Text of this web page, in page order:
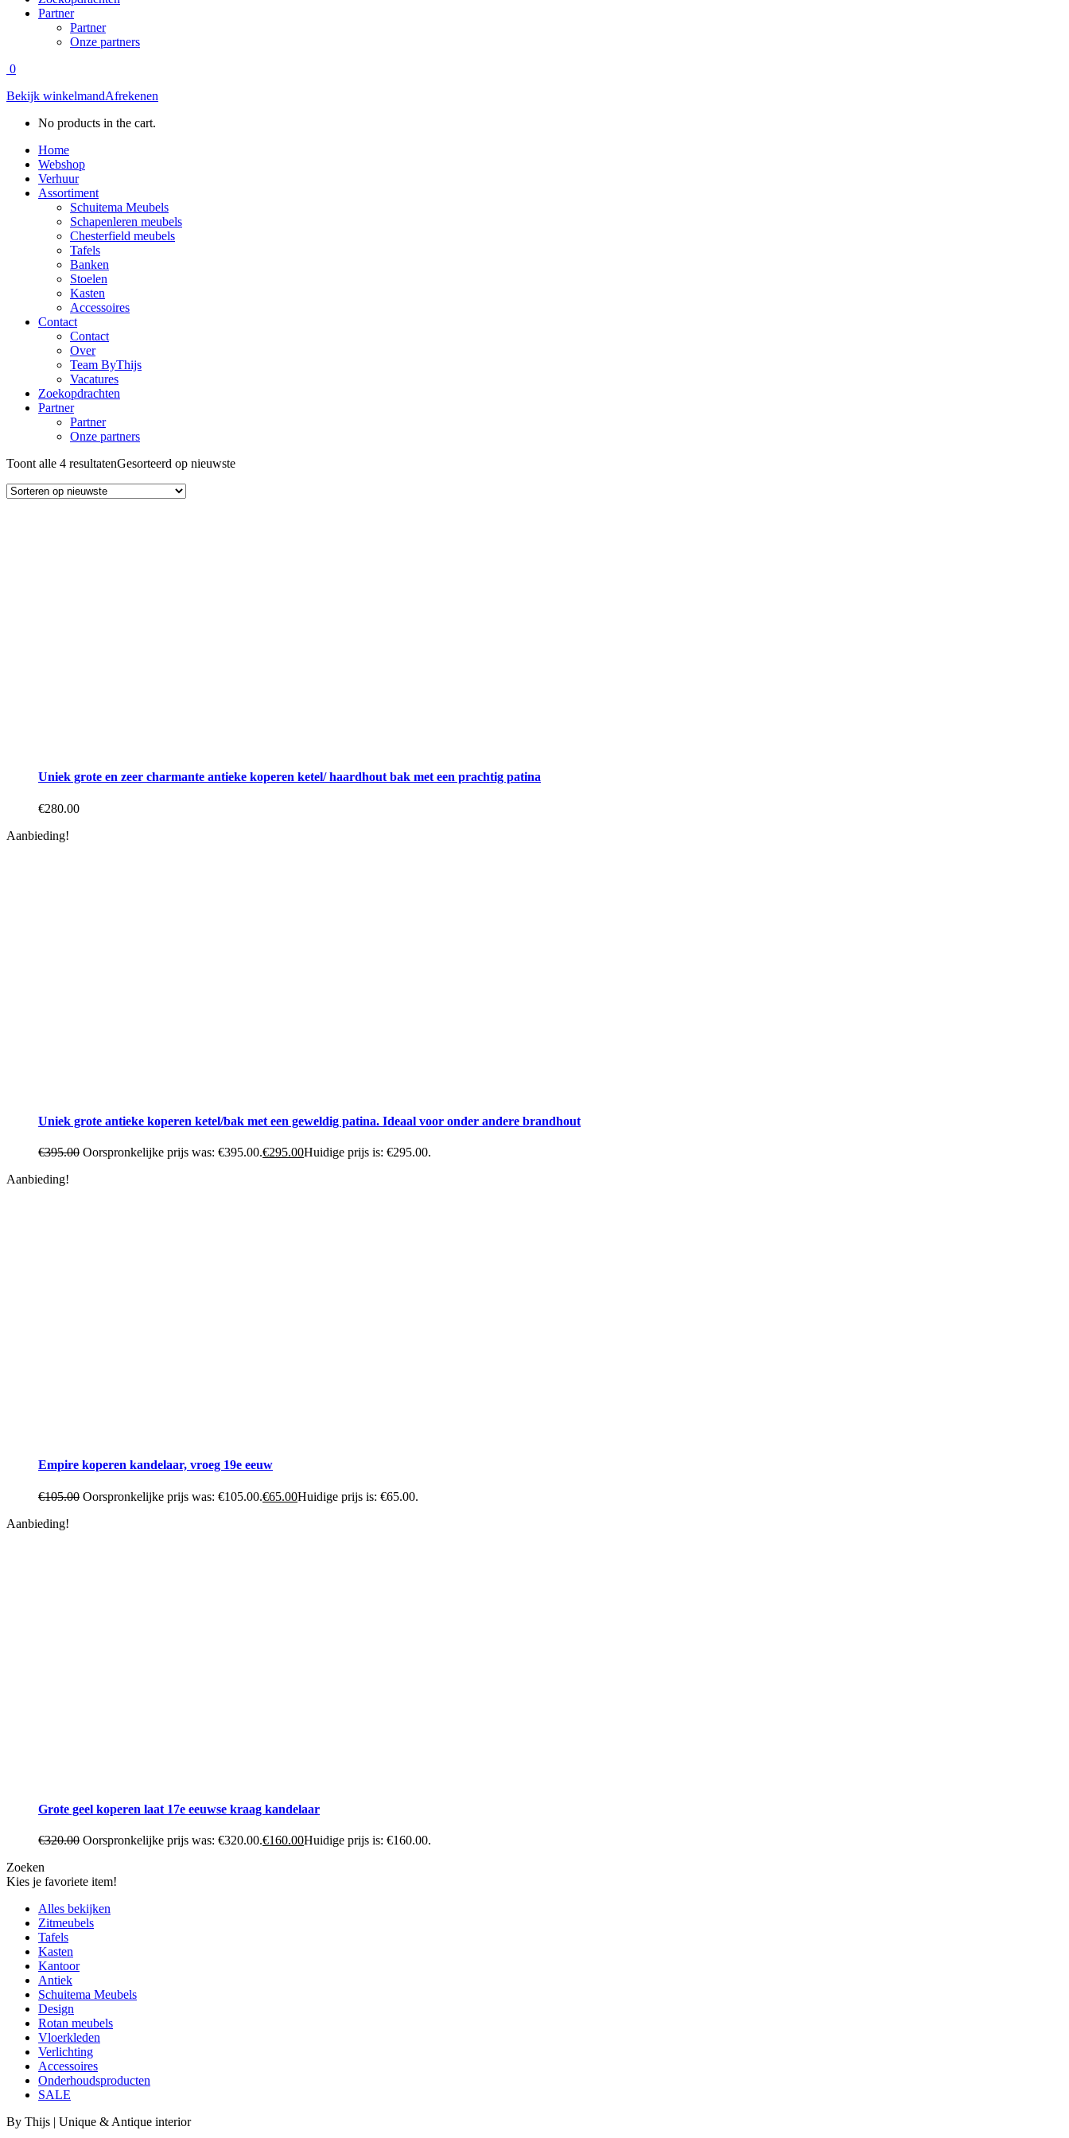
Partner
Partner
Onze partners
0
Bekijk winkelmandAfrekenen
No products in the cart.
Home
Webshop
Verhuur
Assortiment
Schuitema Meubels
Schapenleren meubels
Chesterfield meubels
Tafels
Banken
Stoelen
Kasten
Accessoires
Contact
Contact
Over
Team ByThijs
Vacatures
Zoekopdrachten
Partner
Partner
Onze partners
Toont alle 4 resultatenGesorteerd op nieuwste
Uniek grote en zeer charmante antieke koperen ketel/ haardhout bak met een prachtig patina
€280.00
Aanbieding!
Uniek grote antieke koperen ketel/bak met een geweldig patina. Ideaal voor onder andere brandhout
€395.00 Oorspronkelijke prijs was: €395.00.€295.00Huidige prijs is: €295.00.
Aanbieding!
Empire koperen kandelaar, vroeg 19e eeuw
€105.00 Oorspronkelijke prijs was: €105.00.€65.00Huidige prijs is: €65.00.
Aanbieding!
Grote geel koperen laat 17e eeuwse kraag kandelaar
€320.00 Oorspronkelijke prijs was: €320.00.€160.00Huidige prijs is: €160.00.
Zoeken
Kies je favoriete item!
Alles bekijken
Zitmeubels
Tafels
Kasten
Kantoor
Antiek
Schuitema Meubels
Design
Rotan meubels
Vloerkleden
Verlichting
Accessoires
Onderhoudsproducten
SALE
By Thijs | Unique & Antique interior